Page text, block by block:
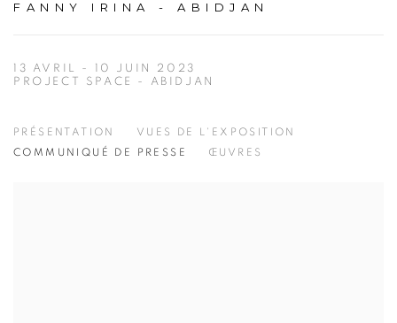
FANNY IRINA - ABIDJAN
13 AVRIL - 10 JUIN 2023
PROJECT SPACE - ABIDJAN
PRÉSENTATION
VUES DE L'EXPOSITION
COMMUNIQUÉ DE PRESSE
ŒUVRES